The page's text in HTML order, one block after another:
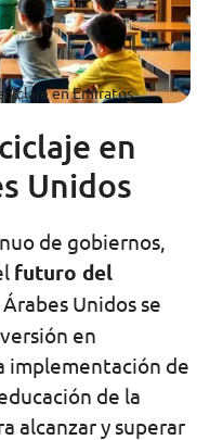
en Emiratos
en
Unidos
de gobiernos,
futuro del
Unidos se
en
implementación de
de la
alcanzar y superar